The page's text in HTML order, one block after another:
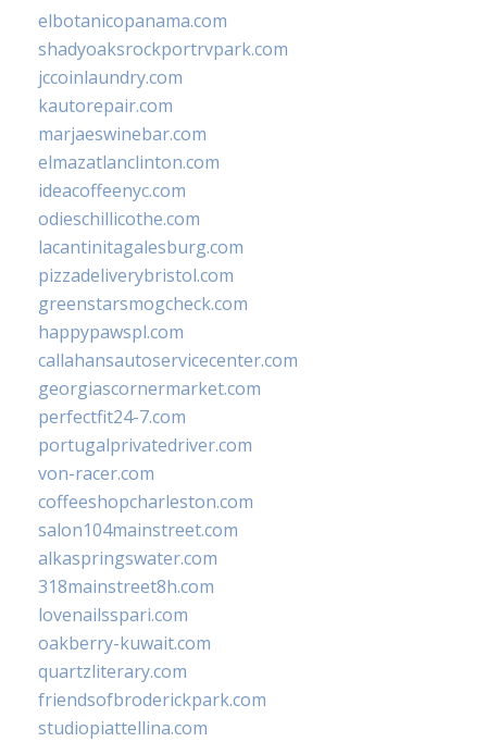
elbotanicopanama.com
shadyoaksrockportrvpark.com
jccoinlaundry.com
kautorepair.com
marjaeswinebar.com
elmazatlanclinton.com
ideacoffeenyc.com
odieschillicothe.com
lacantinitagalesburg.com
pizzadeliverybristol.com
greenstarsmogcheck.com
happypawspl.com
callahansautoservicecenter.com
georgiascornermarket.com
perfectfit24-7.com
portugalprivatedriver.com
von-racer.com
coffeeshopcharleston.com
salon104mainstreet.com
alkaspringswater.com
318mainstreet8h.com
lovenailsspari.com
oakberry-kuwait.com
quartzliterary.com
friendsofbroderickpark.com
studiopiattellina.com